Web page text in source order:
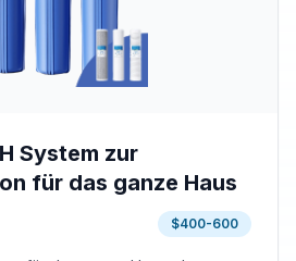
System zur
für das ganze Haus
$400-600